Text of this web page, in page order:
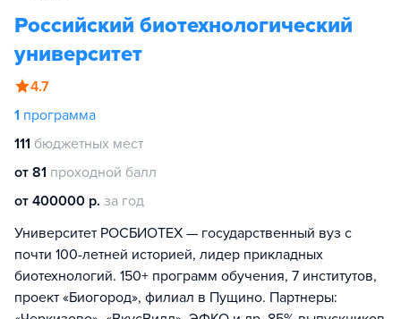
Российский биотехнологический
университет
4.7
1 программа
111 бюджетных мест
от 81 проходной балл
от 400000 р. за год
Университет РОСБИОТЕХ — государственный вуз с
почти 100-летней историей, лидер прикладных
биотехнологий. 150+ программ обучения, 7 институтов,
проект «Биогород», филиал в Пущино. Партнеры: